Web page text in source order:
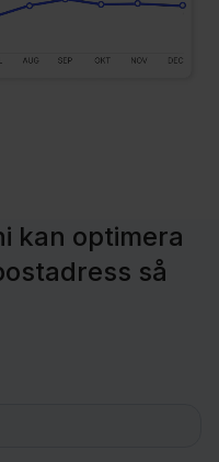
kan optimera
så